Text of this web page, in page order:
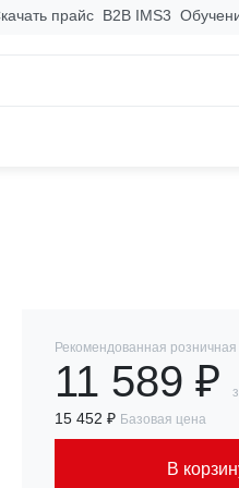
прайс B2B IMS3
PROxima
Рекомендованная
11 589 ₽
15 452 ₽ Базовая цена
В